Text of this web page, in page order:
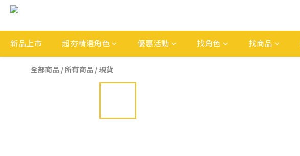
新品上市 超夯精選角色 優惠活動 找角色 找商品
全部商品 /所有商品 /現貨